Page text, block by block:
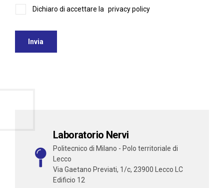
Dichiaro di accettare la privacy policy
Laboratorio Nervi
Politecnico di Milano - Polo territoriale di
Lecco
Via Gaetano Previati, 1/c, 23900 Lecco LC
Edificio 12